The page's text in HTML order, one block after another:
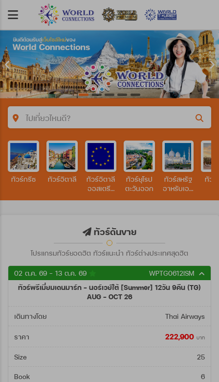
ไปเที่ยวไหนดี?
คำค้นหา/รหัสทัวร์
ถึงวันที่
ค้นหา
ทัวร์กรีซ ทัวร์อิตาลี
ทัวร์อิตาลี
ออสเตรีย
ทัวร์ยุโรป
ตะวันออก
ทัวร์สหรัฐ
อาหรับเอมิ
ทัวร์
ทัวร์ดันขาย
โปรแกรมทัวร์ยอดฮิต ทัวร์แนะนำ ทัวร์ต่างประเทศสุดฮิต
02 ต.ค. 69 - 13 ต.ค. 69
WPTG0612ISM
ทัวร์พรีเมี่ยมเดนมาร์ก - นอร์เวย์ใต้ [Summer] 12วัน 9คืน (TG)
AUG - OCT 26
เดินทางโดย Thai Airways
ราคา 222,900 บาท
Size 25
Book 6